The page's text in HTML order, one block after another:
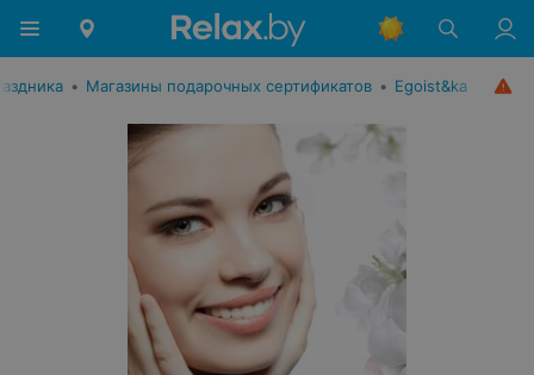
• Магазины подарочных сертификатов • Egoist&ka